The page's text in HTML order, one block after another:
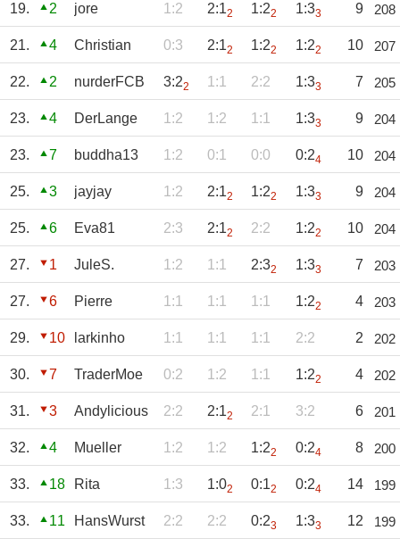
19. 2 jore 1:2 2:12 1:22 1:33 9 208
21. 4 Christian 0:3 2:12 1:22 1:22 10 207
22. 2 nurderFCB 3:22 1:1 2:2 1:33 7 205
23. 4 DerLange 1:2 1:2 1:1 1:33 9 204
23. 7 buddha13 1:2 0:1 0:0 0:24 10 204
25. 3 jayjay 1:2 2:12 1:22 1:33 9 204
25. 6 Eva81 2:3 2:12 2:2 1:22 10 204
27. 1 JuleS. 1:2 1:1 2:32 1:33 7 203
27. 6 Pierre 1:1 1:1 1:1 1:22 4 203
29. 10 larkinho 1:1 1:1 1:1 2:2 2 202
30. 7 TraderMoe 0:2 1:2 1:1 1:22 4 202
31. 3 Andylicious 2:2 2:12 2:1 3:2 6 201
32. 4 Mueller 1:2 1:2 1:22 0:24 8 200
33. 18 Rita 1:3 1:02 0:12 0:24 14 199
33. 11 HansWurst 2:2 2:2 0:23 1:33 12 199